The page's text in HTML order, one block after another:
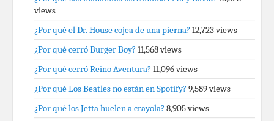
views
¿Por qué el Dr. House cojea de una pierna? 12,723 views
¿Por qué cerró Burger Boy? 11,568 views
¿Por qué cerró Reino Aventura? 11,096 views
¿Por qué Los Beatles no están en Spotify? 9,589 views
¿Por qué los Jetta huelen a crayola? 8,905 views